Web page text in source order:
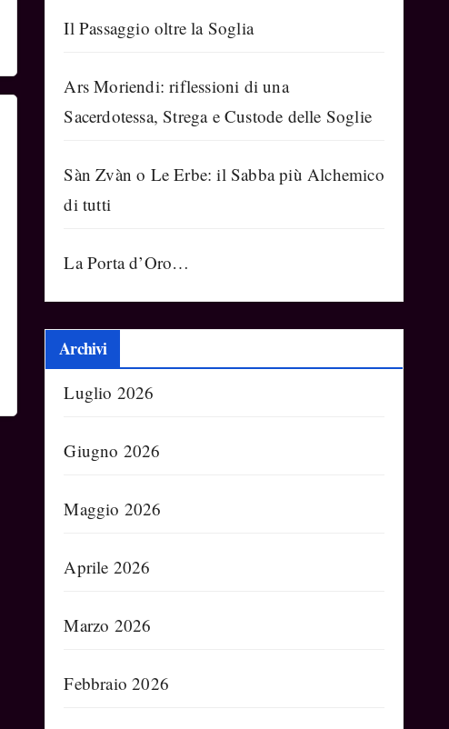
Il Passaggio oltre la Soglia
Ars Moriendi: riflessioni di una
Sacerdotessa, Strega e Custode delle Soglie
Sàn Zvàn o Le Erbe: il Sabba più Alchemico
di tutti
La Porta d’Oro…
Archivi
Luglio 2026
Giugno 2026
Maggio 2026
Aprile 2026
Marzo 2026
Febbraio 2026